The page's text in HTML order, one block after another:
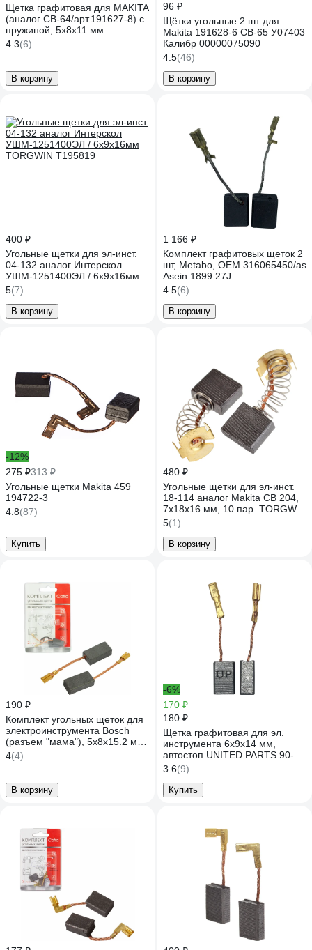
Щетка графитовая для MAKITA
(аналог CB-64/арт.191627-8) с
пружиной, 5x8x11 мм
ПРАКТИКА 790-878
4.3(6)
В корзину
96 ₽
Щётки угольные 2 шт для
Makita 191628-6 CB-65 У07403
Калибр 00000075090
4.5(46)
В корзину
400 ₽
Угольные щетки для эл-инст.
04-132 аналог Интерскол
УШМ-1251400ЭЛ / 6х9х16мм
TORGWIN T195819
5(7)
В корзину
1 166 ₽
Комплект графитовых щеток 2
шт, Metabo, OEM 316065450/as
Asein 1899.27J
4.5(6)
В корзину
-12%
275 ₽313 ₽
Угольные щетки Makita 459
194722-3
4.8(87)
Купить
480 ₽
Угольные щетки для эл-инст.
18-114 аналог Makita CB 204,
7х18х16 мм, 10 пар. TORGWIN
T634818
5(1)
В корзину
190 ₽
Комплект угольных щеток для
электроинструмента Bosch
(разъем "мама"), 5x8х15.2 мм,
2 шт COFRA SDB-34623
4(4)
В корзину
-6%
170 ₽
180 ₽
Щетка графитовая для эл.
инструмента 6x9х14 мм,
автостоп UNITED PARTS 90-
1282
3.6(9)
Купить